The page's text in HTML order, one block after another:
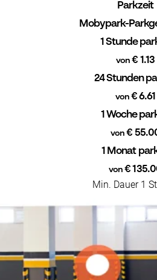
Parkzeit
Mobypark-
1 Stunde
von € 1.13
24 Stunden
von€ 6.61
1 Woche
von €
1 Monat
von €
Min. Dauer 1